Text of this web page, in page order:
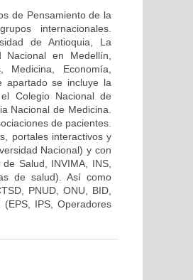
de Pensamiento de la
internacionales.
de Antioquia, La
en Medellín,
Economía,
apartado se incluye la
Colegio Nacional de
Nacional de Medicina.
de pacientes.
portales interactivos y
Nacional) y con
Salud, INVIMA, INS,
de salud). Así como
PNUD, ONU, BID,
IPS, Operadores